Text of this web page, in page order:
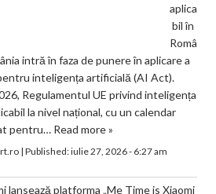
aplica
bil în
Româ
intră în faza de punere în aplicare a
inteligența artificială (AI Act).
Regulamentul UE privind inteligența
la nivel național, cu un calendar
pentru… Read more »
| Published:iulie 27, 2026 - 6:27 am
lansează platforma „Me Time is Xiaomi